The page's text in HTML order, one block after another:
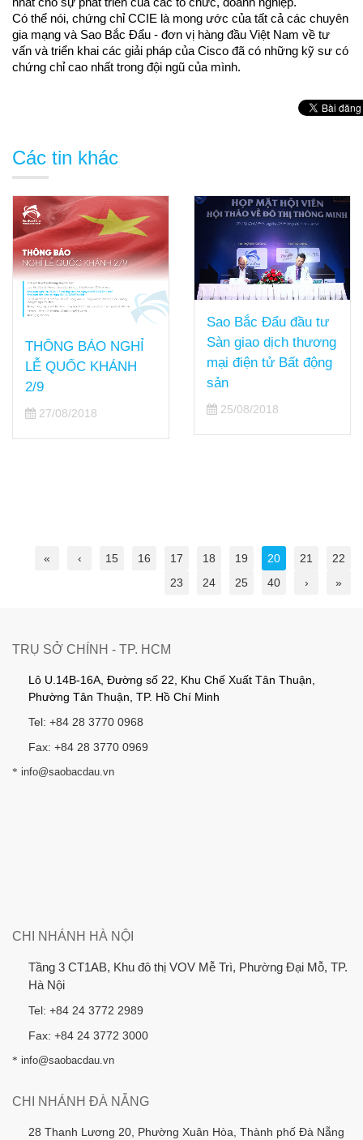
nhất cho sự phát triển của các tổ chức, doanh nghiệp.
Có thể nói, chứng chỉ CCIE là mong ước của tất cả các chuyên
gia mạng và Sao Bắc Đẩu - đơn vị hàng đầu Việt Nam về tư
vấn và triển khai các giải pháp của Cisco đã có những kỹ sư có
chứng chỉ cao nhất trong đội ngũ của mình.
Các tin khác
THÔNG BÁO NGHỈ
LỄ QUỐC KHÁNH
2/9
27/08/2018
Sao Bắc Đẩu đầu tư
Sàn giao dịch thương
mại điện tử Bất động
sản
25/08/2018
« ‹ 15 16 17 18 19 20 21
22
23
24 25 40 › »
TRỤ SỞ CHÍNH - TP. HCM
Lô U.14B-16A, Đường số 22, Khu Chế Xuất Tân Thuận,
Phường Tân Thuận, TP. Hồ Chí Minh
Tel: +84 28 3770 0968
Fax: +84 28 3770 0969
* info@saobacdau.vn
CHI NHÁNH HÀ NỘI
Tầng 3 CT1AB, Khu đô thị VOV Mễ Trì, Phường Đại Mỗ, TP.
Hà Nội
Tel: +84 24 3772 2989
Fax: +84 24 3772 3000
* info@saobacdau.vn
CHI NHÁNH ĐÀ NẴNG
28 Thanh Lương 20, Phường Xuân Hòa, Thành phố Đà Nẵng